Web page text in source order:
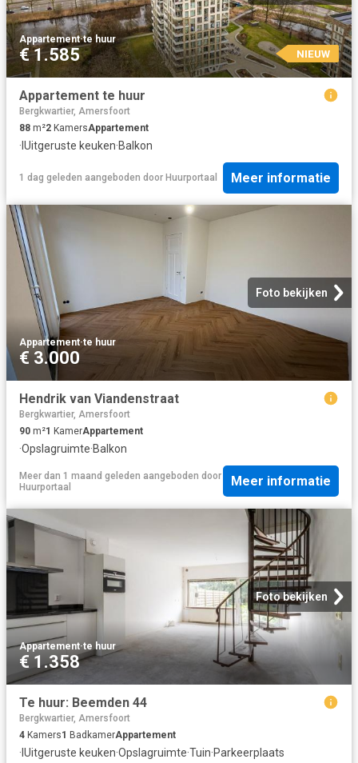
Appartement·te huur
€ 1.585 NIEUW
Appartement te huur
Bergkwartier, Amersfoort
88 m²2 KamersAppartement
·IUitgeruste keuken·Balkon
1 dag geleden aangeboden door Huurportaal Meer informatie
Foto bekijken
Appartement·te huur
€ 3.000
Hendrik van Viandenstraat
Bergkwartier, Amersfoort
90 m²1 KamerAppartement
·Opslagruimte·Balkon
Meer dan 1 maand geleden aangeboden door
Huurportaal
Meer informatie
Foto bekijken
Appartement·te huur
€ 1.358
Te huur: Beemden 44
Bergkwartier, Amersfoort
4 Kamers1 BadkamerAppartement
· IUitgeruste keuken·Opslagruimte·Tuin·Parkeerplaats